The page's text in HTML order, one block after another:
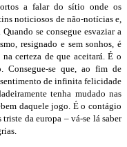
a falar do sítio onde os
noticiosos de não-notícias e,
se consegue esvaziar a
resignado e sem sonhos, é
certeza de que aceitará. É o
Consegue-se que, ao fim de
de infinita felicidade
tenha mudado nas
daquele jogo. É o contágio
da europa – vá-se lá saber